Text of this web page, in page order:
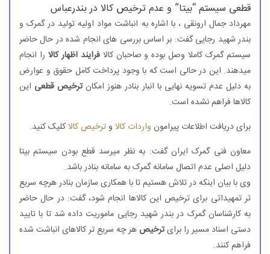
قطعی سیستم “بیتا” و عدم ترخیص کالا در بندرعباس
مهرداد جمال ارونقی ،‌ با اشاره به انباشت مواد اولیه تولید در گمرک و
بندر شهید رجایی گفت: بر اساس بررسی های انجام شده در حال حاضر
سیستم گمرک کاملا وصل بوده و صاحبان کالافرایند اظهار کالا را انجام
میدهند. این در حالی است که با وجود پرداخت کامل حقوق و عوارض
به دلیل عدم تسویه نهایی با انبار بنادر هنوز امکانترخیص قطعی این
کالاها فراهم نشده است.
برای دریافت اطلاعات پیرامون واردات کالا وترخیص کالاکلیک کنید.
معاون فنی گمرک ایران گفت: به نظر میرسد قطع بودن سیستم بیتا
دلیل اصلی عدم اتصال سامانه گمرک به سامانه بنادر باشد.
وی با بیان اینکه در تلاش هستیم تا با همکاری سازمان بنادر هرچه سریع
تر تمهیداتی برای ترخیص این کالاها انجام شود، گفت: در حال حاضر
به کارشناسان گمرک در بندر شهید رجایی ماموریت داده شد تا با تایید
دستی اسناد مسیر را برایترخیصهر چه سریع تر کالاهای انباشت شده
فراهم کنند.